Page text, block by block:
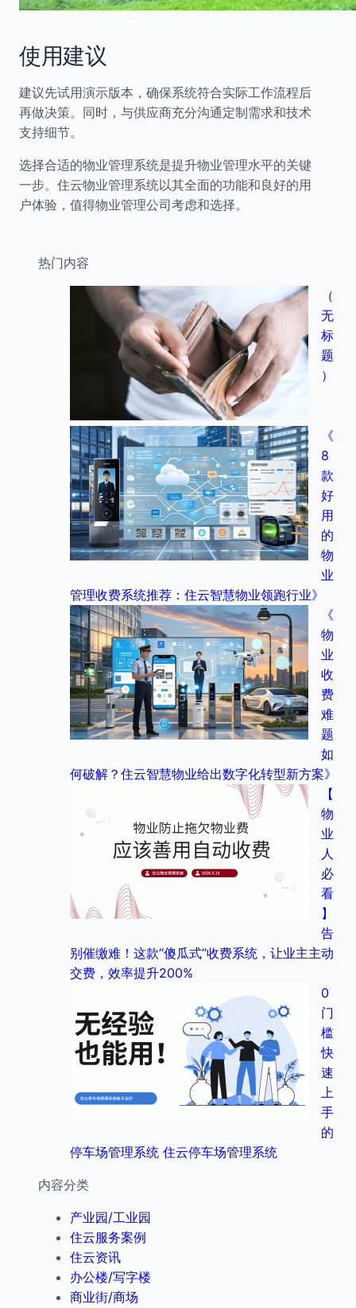
使用建议
建议先试用演示版本，确保系统符合实际工作流程后
再做决策。同时，与供应商充分沟通定制需求和技术
支持细节。
选择合适的物业管理系统是提升物业管理水平的关键
一步。住云物业管理系统以其全面的功能和良好的用
户体验，值得物业管理公司考虑和选择。
热门内容
（
无
标
题
）
《
8
款
好
用
的
物
业
管理收费系统推荐：住云智慧物业领跑行业》
《
物
业
收
费
难
题
如
何破解？住云智慧物业给出数字化转型新方案》
【
物
业
人
必
看
】
告
别催缴难！这款“傻瓜式”收费系统，让业主主动
交费，效率提升200%
0
门
槛
快
速
上
手
的
停车场管理系统 住云停车场管理系统
内容分类
产业园/工业园
住云服务案例
住云资讯
办公楼/写字楼
商业街/商场